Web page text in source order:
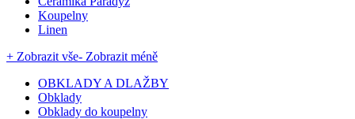
Koupelny
Linen
+ Zobrazit vše- Zobrazit méně
OBKLADY A DLAŽBY
Obklady
Obklady do koupelny